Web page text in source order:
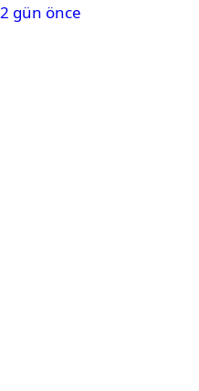
2 gün önce